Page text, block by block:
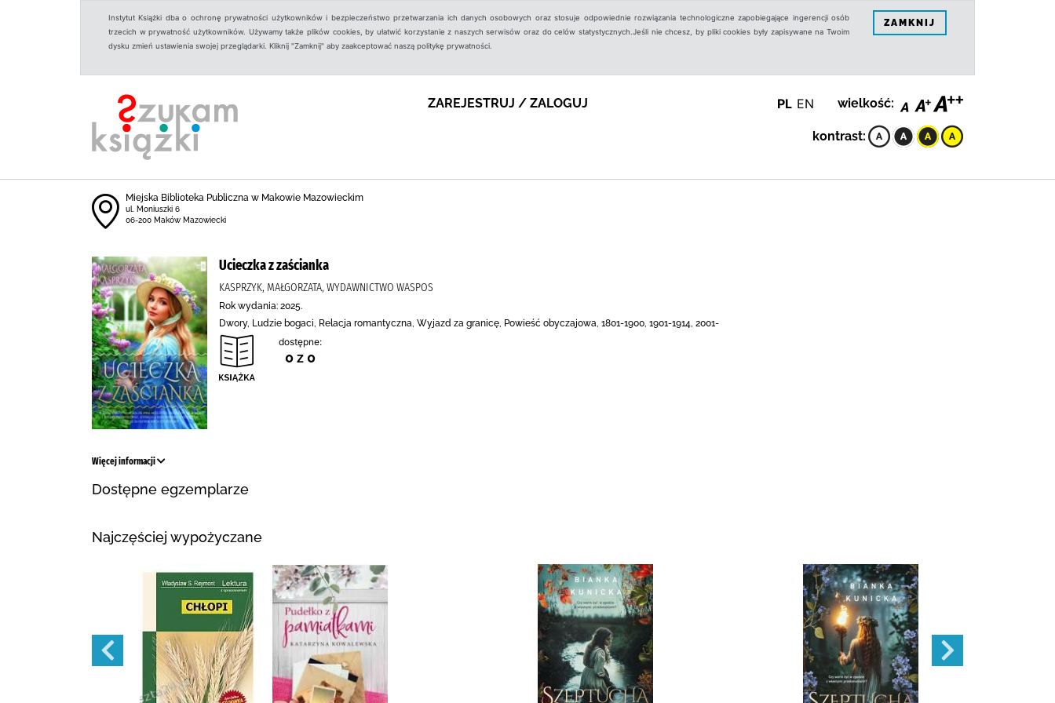
Instytut Książki dba o ochronę prywatności użytkowników i bezpieczeństwo przetwarzania ich danych osobowych oraz stosuje odpowiednie rozwiązania technologiczne zapobiegające ingerencji osób
trzecich w prywatność użytkowników. Używamy także plików cookies, by ułatwić korzystanie z naszych serwisów oraz do celów statystycznych.Jeśli nie chcesz, by pliki cookies były zapisywane na Twoim
dysku zmień ustawienia swojej przeglądarki. Kliknij "Zamknij" aby zaakceptować naszą politykę prywatności.
ZAMKNIJ
ZAREJESTRUJ / ZALOGUJ PL EN wielkość:
kontrast:
Miejska Biblioteka Publiczna w Makowie Mazowieckim
ul. Moniuszki 6
06-200 Maków Mazowiecki
Ucieczka z zaścianka
KASPRZYK, MAŁGORZATA, WYDAWNICTWO WASPOS
Rok wydania: 2025.
Dwory, Ludzie bogaci, Relacja romantyczna, Wyjazd za granicę, Powieść obyczajowa, 1801-1900, 1901-1914, 2001-
dostępne:
0 z 0
Więcej informacji
Dostępne egzemplarze
Najczęściej wypożyczane